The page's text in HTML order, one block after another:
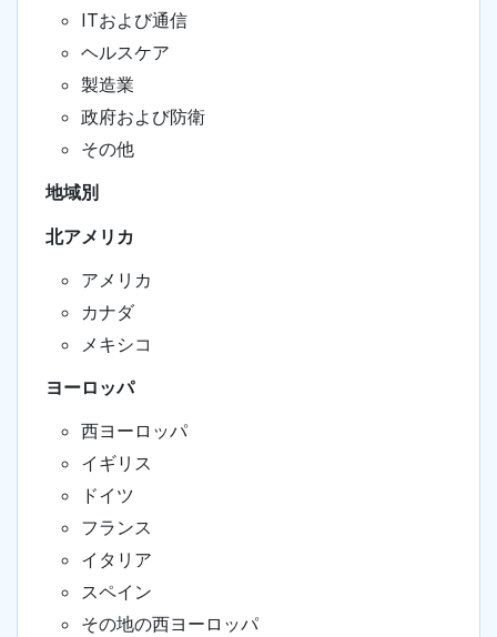
ITおよび通信
ヘルスケア
製造業
政府および防衛
その他
地域別
北アメリカ
アメリカ
カナダ
メキシコ
ヨーロッパ
西ヨーロッパ
イギリス
ドイツ
フランス
イタリア
スペイン
その地の西ヨーロッパ